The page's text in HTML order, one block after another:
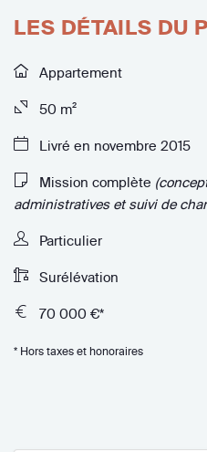
LES DÉTAILS DU
Appartement
50 m²
Livré en novembre 2015
Mission complète
administratives et suivi de
Particulier
Surélévation
70 000 €*
* Hors taxes et honoraires